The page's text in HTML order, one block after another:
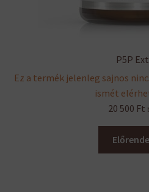
P5P
Ez a termék jelenleg sajnos
ismét
20 500 Ft